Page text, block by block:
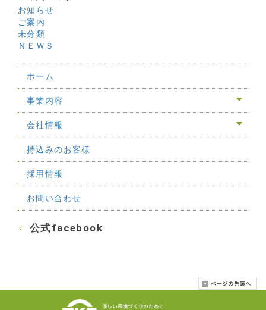
お知らせ
ご案内
未分類
ＮＥＷＳ
ホーム
事業内容
会社情報
持込みのお客様
採用情報
お問い合わせ
公式facebook